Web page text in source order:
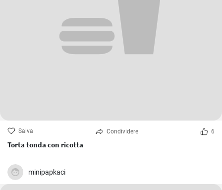
Salva Condividere 6
Torta tonda con ricotta
minipapkaci